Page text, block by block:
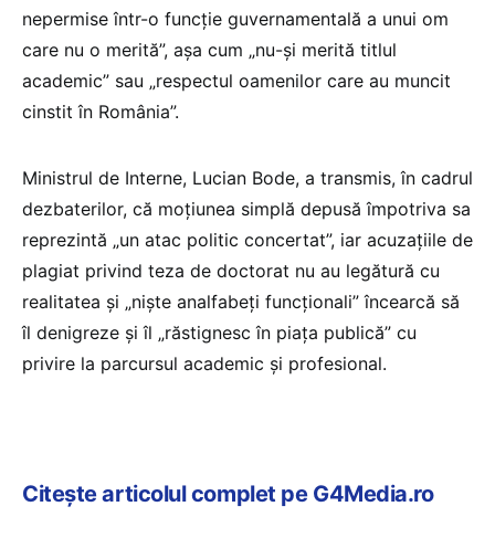
nepermise într-o funcţie guvernamentală a unui om
care nu o merită”, aşa cum „nu-şi merită titlul
academic” sau „respectul oamenilor care au muncit
cinstit în România”.
Ministrul de Interne, Lucian Bode, a transmis, în cadrul
dezbaterilor, că moţiunea simplă depusă împotriva sa
reprezintă „un atac politic concertat”, iar acuzaţiile de
plagiat privind teza de doctorat nu au legătură cu
realitatea şi „nişte analfabeţi funcţionali” încearcă să
îl denigreze şi îl „răstignesc în piaţa publică” cu
privire la parcursul academic şi profesional.
Citește articolul complet pe G4Media.ro